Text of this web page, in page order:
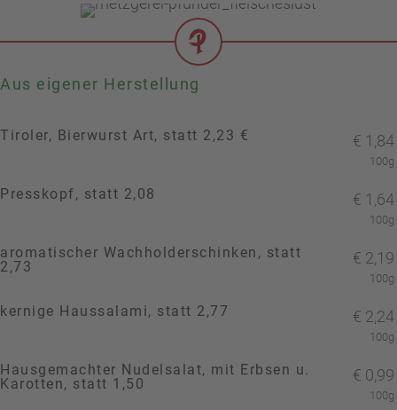
Aus eigener Herstellung
Tiroler, Bierwurst Art, statt 2,23 € € 1,84
100g
Presskopf, statt 2,08 € 1,64
100g
aromatischer Wachholderschinken, statt
2,73
€ 2,19
100g
kernige Haussalami, statt 2,77 € 2,24
100g
Hausgemachter Nudelsalat, mit Erbsen u.
Karotten, statt 1,50
€ 0,99
100g